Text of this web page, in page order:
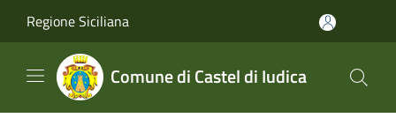
Regione Siciliana
Comune di Castel di Iudica